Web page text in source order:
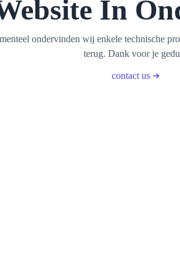
In
ondervinden wij enkele technische
terug. Dank voor je
contact us